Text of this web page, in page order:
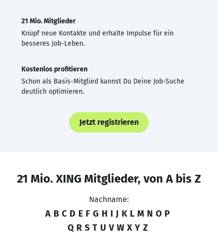
21 Mio. Mitglieder
Knüpf neue Kontakte und erhalte Impulse für ein
besseres Job-Leben.
Kostenlos profitieren
Schon als Basis-Mitglied kannst Du Deine Job-Suche
deutlich optimieren.
Jetzt registrieren
21 Mio. XING Mitglieder, von A bis Z
Nachname:
A B C D E F G H I J K L M N O P
Q R S T U V W X Y Z